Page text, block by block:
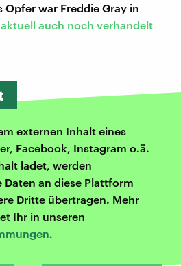
Opfer war Freddie Gray in
auch noch verhandelt
externen Inhalt eines
Facebook, Instagram o.ä.
ladet, werden
Daten an diese Plattform
Dritte übertragen. Mehr
Ihr in unseren
.